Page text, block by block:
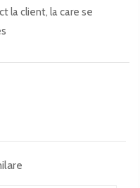
la client, la care se